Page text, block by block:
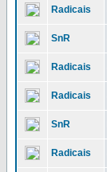
Radicais
SnR
Radicais
Radicais
SnR
Radicais